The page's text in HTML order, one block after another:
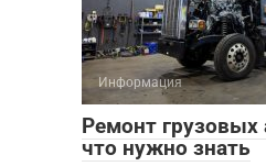
Информация
Ремонт грузовых
что нужно знать